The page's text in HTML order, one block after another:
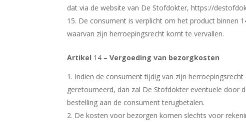
dat via de website van De Stofdokter, https://
De consument is verplicht om het product binnen
waarvan zijn herroepingsrecht komt te vervallen.
Artikel 14 – Vergoeding van bezorgkosten
Indien de consument tijdig van zijn
geretourneerd, dan zal De Stofdokter eventuele door
bestelling aan de consument terugbetalen.
De kosten voor bezorgen komen slechts voor